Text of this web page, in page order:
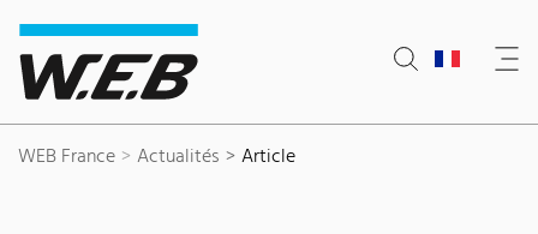
Content Area
Search
Main navigation
Contact
Footer
WEB France Actualités Article